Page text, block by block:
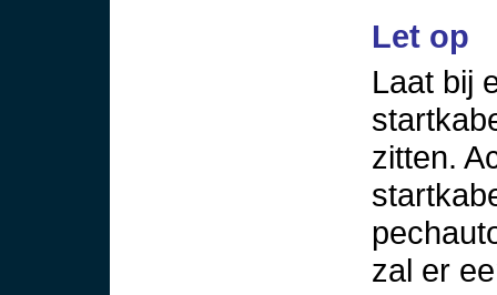
Let op
Laat bij
zitten.
zal er